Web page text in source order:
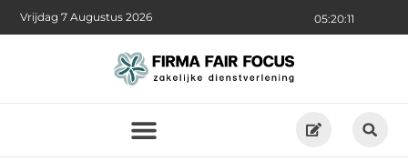
05:20:12
Vrijdag 7 Augustus 2026